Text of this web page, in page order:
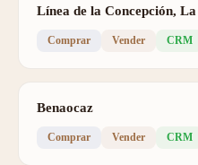
Línea de la Concepción, La
Comprar Vender CRM
Benaocaz
Comprar Vender CRM